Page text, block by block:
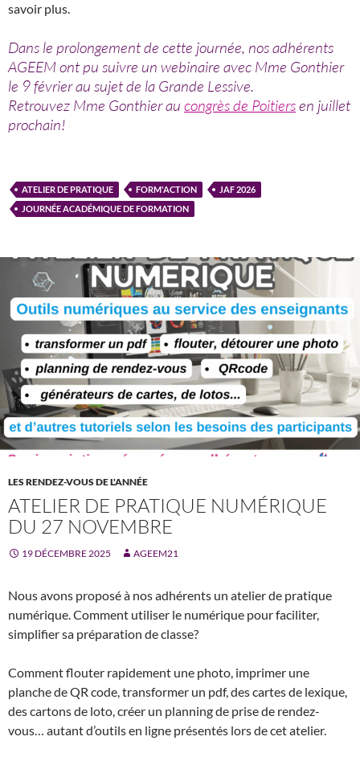
savoir plus.
Dans le prolongement de cette journée, nos adhérents
AGEEM ont pu suivre un webinaire avec Mme Gonthier
le 9 février au sujet de la Grande Lessive.
Retrouvez Mme Gonthier au congrès de Poitiersen juillet
prochain!
ATELIER DE PRATIQUE FORM'ACTION
JAF 2026
JOURNÉE ACADÉMIQUE DE FORMATION
LES RENDEZ-VOUS DE L'ANNÉE
ATELIER DE PRATIQUE NUMÉRIQUE
DU 27 NOVEMBRE
19 DÉCEMBRE 2025 AGEEM21
Nous avons proposé à nos adhérents un atelier de pratique
numérique. Comment utiliser le numérique pour faciliter,
simplifier sa préparation de classe?
Comment flouter rapidement une photo, imprimer une
planche de QR code, transformer un pdf, des cartes de lexique,
des cartons de loto, créer un planning de prise de rendez-
vous… autant d’outils en ligne présentés lors de cet atelier.